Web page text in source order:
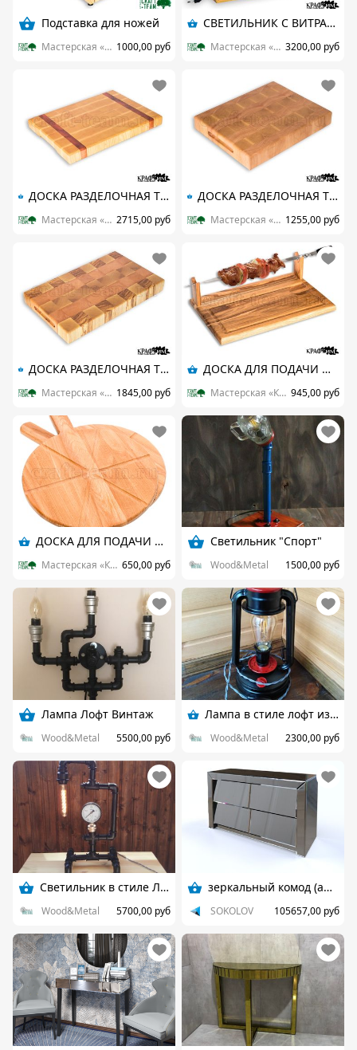
Подставка для ножей
Мастерская «Крафтим» 1000,00 руб
СВЕТИЛЬНИК С ВИТРАЖОМ ТИФФАНИ
Мастерская «Крафтим» 3200,00 руб
ДОСКА РАЗДЕЛОЧНАЯ ТОРЦЕВАЯ ИЗ ЯСЕНЯ И САПЕЛЕ. РАЗМЕРЫ 380*280*40
Мастерская «Крафтим» 2715,00 руб
ДОСКА РАЗДЕЛОЧНАЯ ТОРЦЕВАЯ ИЗ ЯСЕНЯ И БУКА. РАЗМЕРЫ 300*240*45
Мастерская «Крафтим» 1255,00 руб
ДОСКА РАЗДЕЛОЧНАЯ ТОРЦЕВАЯ ИЗ ЯСЕНЯ И БУКА. РАЗМЕРЫ 355*220*40
Мастерская «Крафтим» 1845,00 руб
ДОСКА ДЛЯ ПОДАЧИ ШАШЛЫКА (ДУБ)
Мастерская «Крафтим» 945,00 руб
ДОСКА ДЛЯ ПОДАЧИ ПИЦЦЫ (БУК)
Мастерская «Крафтим» 650,00 руб
Светильник "Спорт"
Wood&Metal 1500,00 руб
Лампа Лофт Винтаж
Wood&Metal 5500,00 руб
Лампа в стиле лофт из керосинки
Wood&Metal 2300,00 руб
Светильник в стиле Лофт
Wood&Metal 5700,00 руб
зеркальный комод (арт. 43)
SOKOLOV 105657,00 руб